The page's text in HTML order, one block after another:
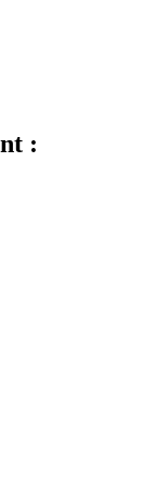
: